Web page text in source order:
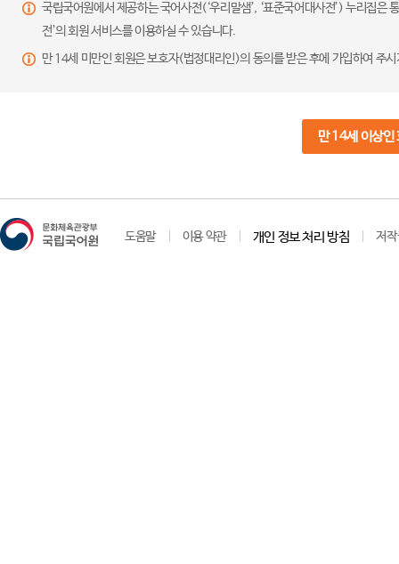
국립국어원에서 제공하는 국어사전(‘우리말샘’, ‘표준국어대사전’) 누리집
전’의 회원 서비스를 이용하실 수 있습니다.
만 14세 미만인 회원은 보호자(법정대리인)의 동의를 받은 후에 가입하여 주
만 14세 이상인
도움말 이용 약관 개인 정보 처리 방침 저